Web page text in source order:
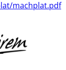
machplat.pdf